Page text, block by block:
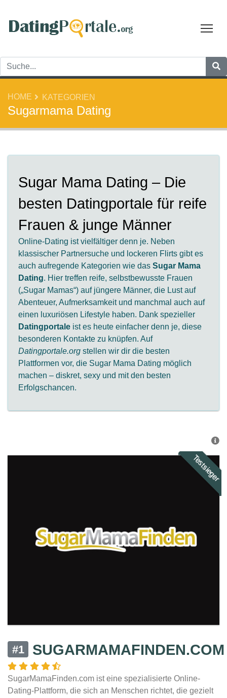
HOME KATEGORIEN
Sugarmama Dating
Sugar Mama Dating – Die
besten Datingportale für reife
Frauen & junge Männer
Online-Dating ist vielfältiger denn je. Neben
klassischer Partnersuche und lockeren Flirts gibt es
auch aufregende Kategorien wie das Sugar Mama
Dating. Hier treffen reife, selbstbewusste Frauen
(„Sugar Mamas“) auf jüngere Männer, die Lust auf
Abenteuer, Aufmerksamkeit und manchmal auch auf
einen luxuriösen Lifestyle haben. Dank spezieller
Datingportale ist es heute einfacher denn je, diese
besonderen Kontakte zu knüpfen. Auf
Datingportale.org stellen wir dir die besten
Plattformen vor, die Sugar Mama Dating möglich
machen – diskret, sexy und mit den besten
Erfolgschancen.
Testsieger
#1 SUGARMAMAFINDEN.COM
SugarMamaFinden.com ist eine spezialisierte Online-
Dating-Plattform, die sich an Menschen richtet, die gezielt